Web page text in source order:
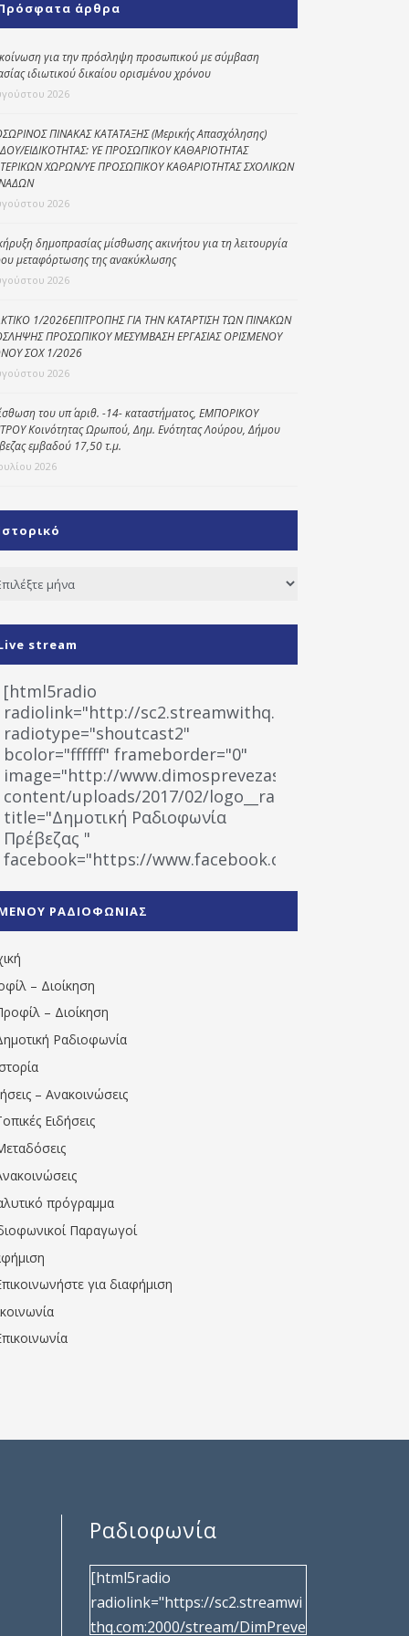
Kοινωνικό
φαρμακείο
Πρόγραμμα
“Βοήθεια στο σπίτι”
Κέντρο Ημερήσιας
Φροντίδας
άρθρα
για την πρόσληψη προσωπικού με σύμβαση
ιδιωτικού δικαίου ορισμένου χρόνου
2026
ΠΙΝΑΚΑΣ ΚΑΤΑΤΑΞΗΣ (Μερικής Απασχόλησης)
ΕΙΔΙΚΟΤΗΤΑΣ: ΥΕ ΠΡΟΣΩΠΙΚΟΥ ΚΑΘΑΡΙΟΤΗΤΑΣ
ΧΩΡΩΝ/ΥΕ ΠΡΟΣΩΠΙΚΟΥ ΚΑΘΑΡΙΟΤΗΤΑΣ ΣΧΟΛΙΚΩΝ
2026
δημοπρασίας μίσθωσης ακινήτου για τη λειτουργία
μεταφόρτωσης της ανακύκλωσης
2026
1/2026ΕΠΙΤΡΟΠΗΣ ΓΙΑ ΤΗΝ ΚΑΤΑΡΤΙΣΗ ΤΩΝ ΠΙΝΑΚΩΝ
ΠΡΟΣΩΠΙΚΟΥ ΜΕΣΥΜΒΑΣΗ ΕΡΓΑΣΙΑΣ ΟΡΙΣΜΕΝΟΥ
ΣΟΧ 1/2026
2026
του υπ΄ αριθ. -14- καταστήματος, ΕΜΠΟΡΙΚΟΥ
Κοινότητας Ωρωπού, Δημ. Ενότητας Λούρου, Δήμου
εμβαδού 17,50 τ.μ.
2026
stream
[html5radio
radiolink="http://sc2.streamwithq.com:8028/
radiotype="shoutcast2"
bcolor="ffffff" frameborder="0"
image="http://www.dimosprevezas.gr/wp-
content/uploads/2017/02/logo__radiofonias.jpg"
title="Δημοτική Ραδιοφωνία
Πρέβεζας "
facebook="https://www.facebook.com/
1531194763766854/" artist="" ]
ΡΑΔΙΟΦΩΝΙΑΣ
– Διοίκηση
– Διοίκηση
Ραδιοφωνία
– Ανακοινώσεις
Ειδήσεις
πρόγραμμα
Παραγωγοί
για διαφήμιση
Ραδιοφωνία
[html5radio
radiolink="https://sc2.streamwi
thq.com:2000/stream/DimPreve